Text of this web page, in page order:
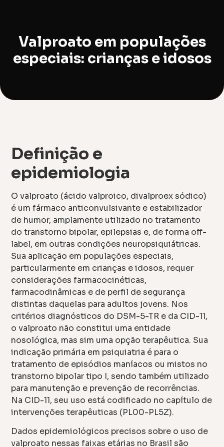
Valproato em populações
especiais: crianças e idosos
Definição e
epidemiologia
O valproato (ácido valproico, divalproex sódico)
é um fármaco anticonvulsivante e estabilizador
de humor, amplamente utilizado no tratamento
do transtorno bipolar, epilepsias e, de forma off-
label, em outras condições neuropsiquiátricas.
Sua aplicação em populações especiais,
particularmente em crianças e idosos, requer
considerações farmacocinéticas,
farmacodinâmicas e de perfil de segurança
distintas daquelas para adultos jovens. Nos
critérios diagnósticos do DSM-5-TR e da CID-11,
o valproato não constitui uma entidade
nosológica, mas sim uma opção terapêutica. Sua
indicação primária em psiquiatria é para o
tratamento de episódios maníacos ou mistos no
transtorno bipolar tipo I, sendo também utilizado
para manutenção e prevenção de recorrências.
Na CID-11, seu uso está codificado no capítulo de
intervenções terapêuticas (PL00-PL5Z).
Dados epidemiológicos precisos sobre o uso de
valproato nessas faixas etárias no Brasil são